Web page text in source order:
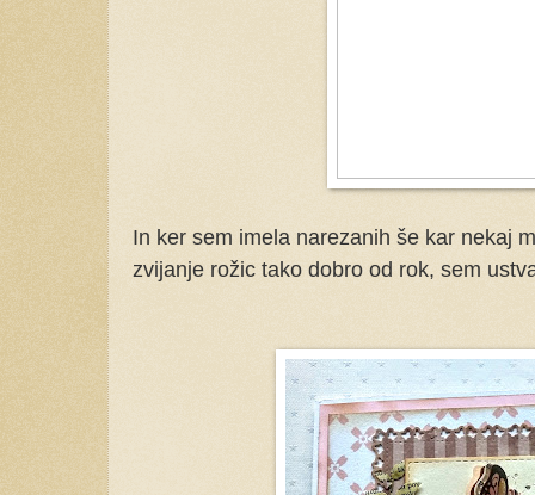
In ker sem imela narezanih še kar nekaj
zvijanje rožic tako dobro od rok, sem